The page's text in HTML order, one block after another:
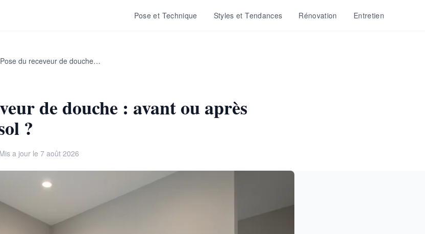
Pose et Technique Styles et Tendances Rénovation Entretien
Pose du receveur de douche : avant ou après le carrelage sol ?
de douche : avant ou après
?
Mis a jour le 7 août 2026